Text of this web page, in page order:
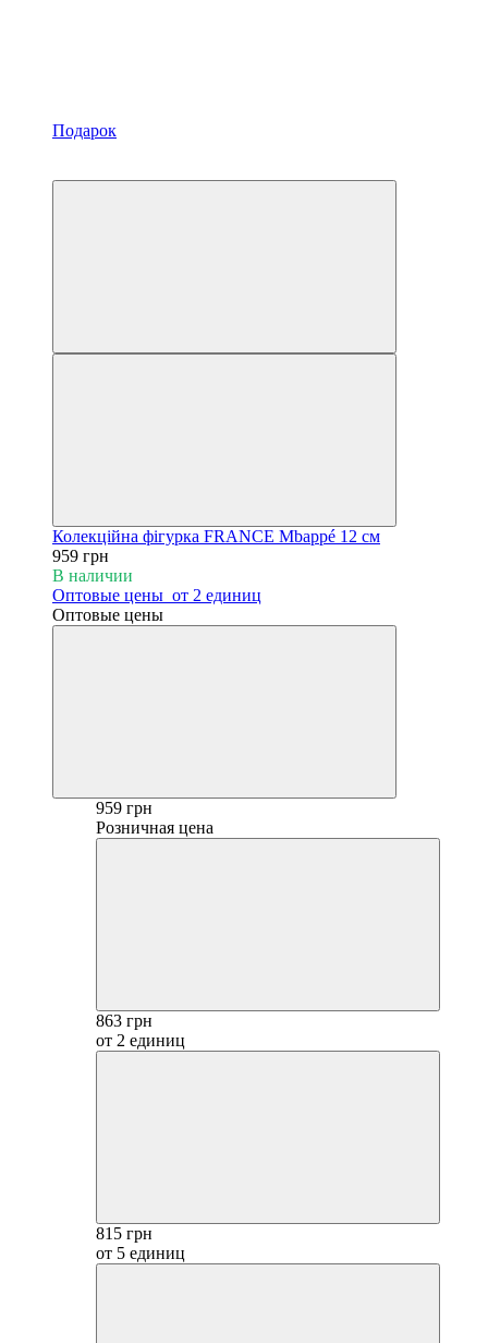
Подарок
Колекційна фігурка FRANCE Mbappé 12 см
959 грн
В наличии
Оптовые цены от 2 единиц
Оптовые цены
959 грн
Розничная цена
863 грн
от 2 единиц
815 грн
от 5 единиц